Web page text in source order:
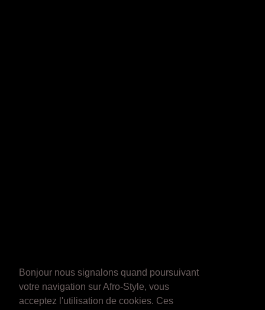
Bonjour nous signalons quand poursuivant
votre navigation sur Afro-Style, vous
acceptez l'utilisation de cookies. Ces